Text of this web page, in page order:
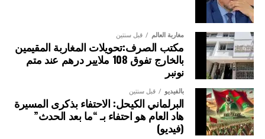
مغاربة العالم قبل سنتين
مكتب الصرف:تحويلات المغاربة المقيمين
بالخارج تفوق 108 ملايير درهم عند متم
نونبر
بالفيديو قبل سنتين
البرلماني الكيحل: الاحتفاء بذكرى المسيرة
هاد العام هو احتفاء بـ “ما بعد الحدث”
(فيديو)